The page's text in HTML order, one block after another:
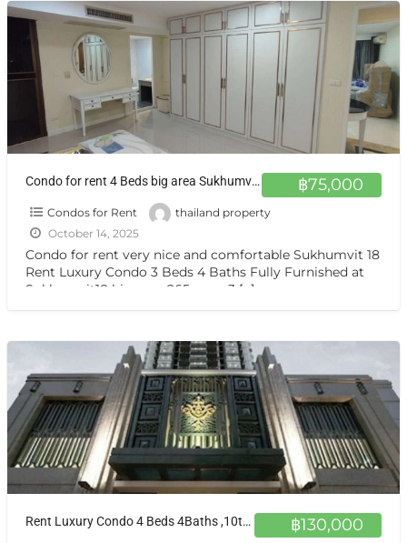
฿75,000
Condo for rent 4 Beds big area Sukhumvit 18 ให้เช่าคอนโดหรู ห้องใหญ่ 3 นอน
Condos for Rent
thailand property
October 14, 2025
Condo for rent very nice and comfortable Sukhumvit 18
Rent Luxury Condo 3 Beds 4 Baths Fully Furnished at
Sukhumvit18 big area 265 sqm. 3 […]
฿130,000
Rent Luxury Condo 4 Beds 4Baths ,10th floor Thong lor Sukhumvit 55